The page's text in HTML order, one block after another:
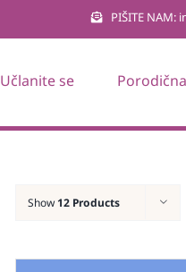
PIŠITE NAM:
Učlanite se
Show 12 Products